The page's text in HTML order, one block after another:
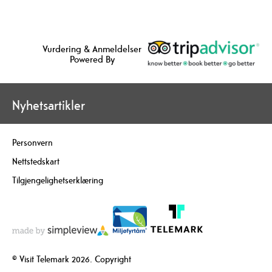
Vurdering & Anmeldelser
Powered By
Nyhetsartikler
Personvern
Nettstedskart
Tilgjengelighetserklæring
© Visit Telemark 2026. Copyright